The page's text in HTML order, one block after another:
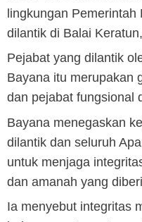
lingkungan Pemerintah
dilantik di Balai
Pejabat yang dilantik
Bayana itu merupakan
dan pejabat fungsional
Bayana menegaskan
dilantik dan seluruh
untuk menjaga
dan amanah yang
Ia menyebut integritas